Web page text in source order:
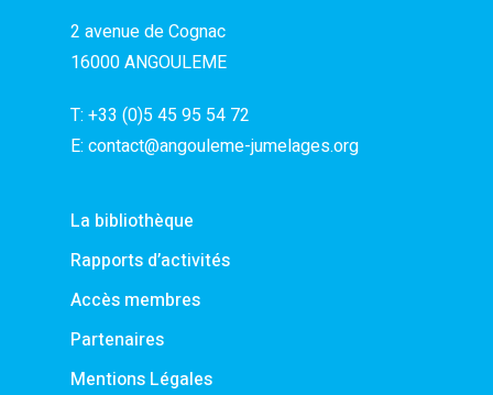
2 avenue de Cognac
16000 ANGOULEME
T: +33 (0)5 45 95 54 72
E: contact@angouleme-jumelages.org
La bibliothèque
Rapports d’activités
Accès membres
Partenaires
Mentions Légales